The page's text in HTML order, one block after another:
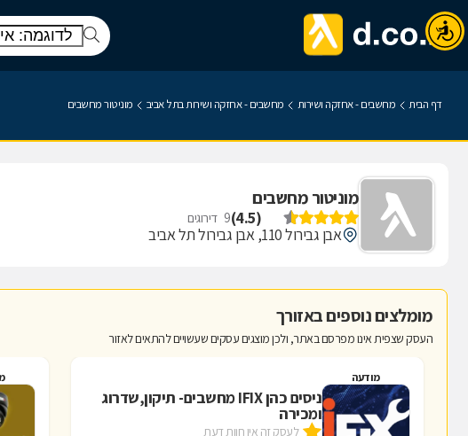
דף הבית מחשבים - אחזקה ושירות מחשבים - אחזקה ושירות בתל אביב מוניטור מחשבים
מוניטור מחשבים
(
4.5
)
9 דירוגים
אבן גבירול 110, אבן גבירול תל אביב
מומלצים נוספים באזורך
העסק שצפית אינו מפרסם באתר, ולכן מוצגים עסקים שעשויים להתאים לאזור
מודעה
ניסים כהן IFIX מחשבים- תיקון,שדרוג
ומכירה
לעסק זה אין חוות דעת